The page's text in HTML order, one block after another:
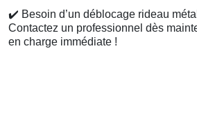
✔️ Besoin d’un déblocage rideau
Contactez un professionnel dès
en charge immédiate !